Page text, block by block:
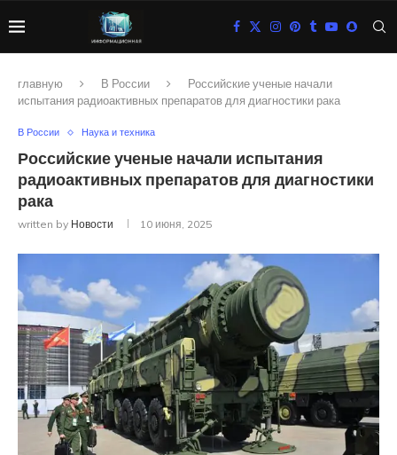
главную В России
Российские ученые начали
испытания радиоактивных препаратов для диагностики рака
В России Наука и техника
Российские ученые начали испытания
радиоактивных препаратов для диагностики
рака
written by Новости 10 июня, 2025